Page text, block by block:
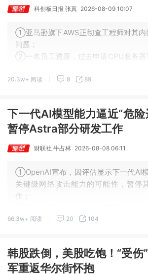
科创板日报 张真 2026-08-09 10:07
①亚马逊旗下AWS正彻查工程师对其内
问题；
②一名员工透露，过去申请CPU服务器
分罕见，甚至会直接拖慢项目推进节奏；
20.3w+ 阅读 8 89
下一代AI模型能力逼近“危
暂停Astra部分研发工作
财联社 牛占林 2026-08-08 06:11
①OpenAI宣布，因评估显示下一代AI
关键级网络攻击能力的可能性，暂停
作；
攻击等失控行为，引发外界对AI企业
66.3w+ 阅读 20 104
韩股跌倒，美股吃饱！“受伤
军重返华尔街怀抱